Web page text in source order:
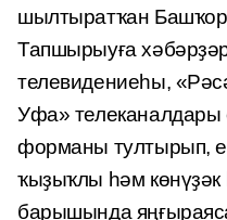
шылтыратҡан
Тапшырыуға
телевидениеһы,
Уфа» телеканалдары
форманы тултырып,
ҡыҙыҡлы һәм
барышында